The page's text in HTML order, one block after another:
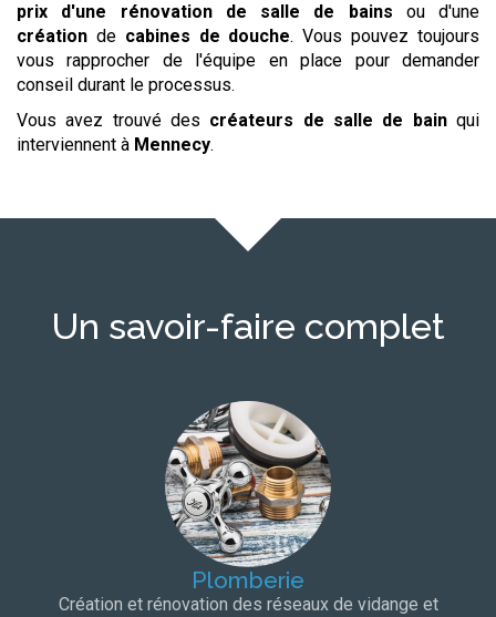
prix d'une rénovation de salle de bains ou d'une
création de cabines de douche. Vous pouvez toujours
vous rapprocher de l'équipe en place pour demander
conseil durant le processus.
Vous avez trouvé des créateurs de salle de bainqui
interviennent à Mennecy.
Un savoir-faire complet
Plomberie
Création et rénovation des réseaux de vidange et